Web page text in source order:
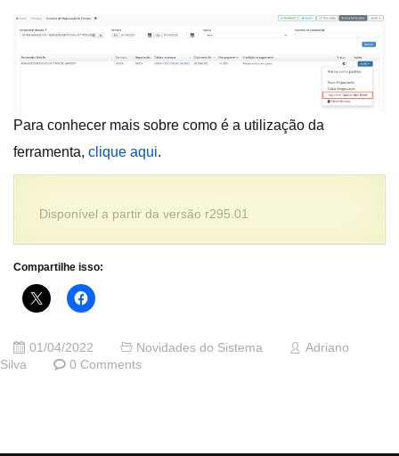
Para conhecer mais sobre como é a utilização da
ferramenta, clique aqui.
Disponível a partir da versão r295.01
Compartilhe isso:
01/04/2022 Novidades do Sistema
Adriano
Silva
0 Comments